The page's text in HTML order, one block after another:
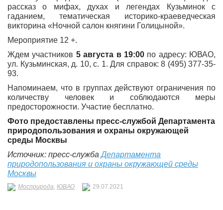
рассказ о мифах, духах и легендах Кузьминок с
гаданием, тематическая историко-краеведческая
викторина «Ночной салон княгини Голицыной».
Мероприятие 12 +.
Ждем участников 5 августа в 19:00по адресу: ЮВАО,
ул. Кузьминская, д. 10, с. 1. Для справок: 8 (495) 377-35-
93.
Напоминаем, что в группах действуют ограничения по
количеству человек и соблюдаются меры
предосторожности. Участие бесплатно.
Фото предоставлены пресс-службой Департамента
природопользования и охраны окружающей
среды Москвы
Источник: пресс-службаДепартамента
природопользования и охраны окружающей среды
Москвы
Мосприрода, ЮВАО 29.07.2021